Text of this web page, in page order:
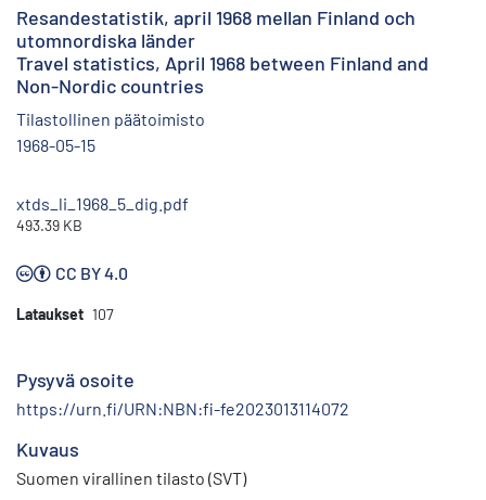
Resandestatistik, april 1968 mellan Finland och
utomnordiska länder
Travel statistics, April 1968 between Finland and
Non-Nordic countries
Tilastollinen päätoimisto
1968-05-15
xtds_li_1968_5_dig.pdf
493.39 KB
CC BY 4.0
Lataukset 107
Pysyvä osoite
https://urn.fi/URN:NBN:fi-fe2023013114072
Kuvaus
Suomen virallinen tilasto (SVT)